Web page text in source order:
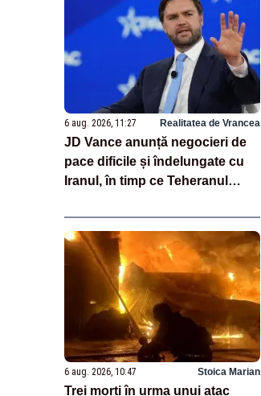
6 aug. 2026, 11:27 Realitatea de Vrancea
JD Vance anunță negocieri de
pace dificile și îndelungate cu
Iranul, în timp ce Teheranul
SUA
6 aug. 2026, 10:47 Stoica Marian
Trei morți în urma unui atac